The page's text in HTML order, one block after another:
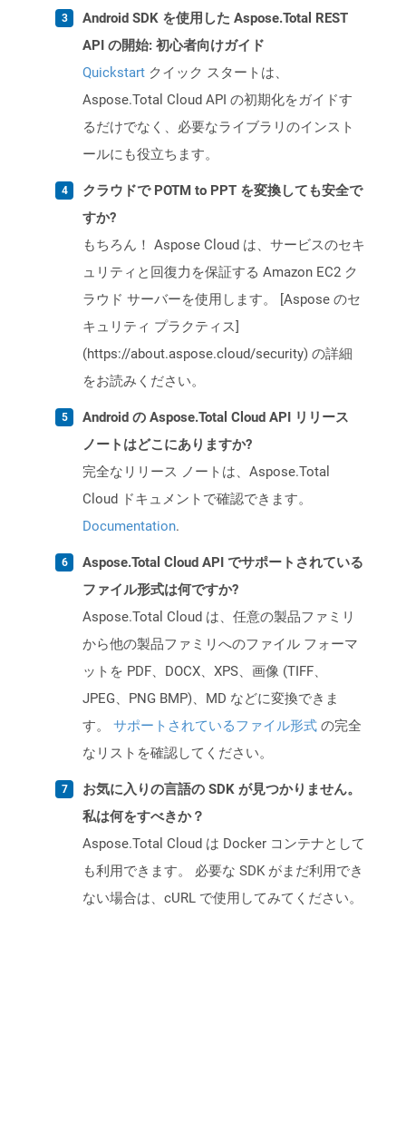
Android SDK を使用した Aspose.Total REST
API の開始: 初心者向けガイド
Quickstart クイック スタートは、
Aspose.Total Cloud API の初期化をガイドす
るだけでなく、必要なライブラリのインスト
ールにも役立ちます。
クラウドで POTM to PPT を変換しても安全で
すか?
もちろん！ Aspose Cloud は、サービスのセキ
ュリティと回復力を保証する Amazon EC2 ク
ラウド サーバーを使用します。 [Aspose のセ
キュリティ プラクティス]
(https://about.aspose.cloud/security) の詳細
をお読みください。
Android の Aspose.Total Cloud API リリース
ノートはどこにありますか?
完全なリリース ノートは、Aspose.Total
Cloud ドキュメントで確認できます。
Documentation.
Aspose.Total Cloud API でサポートされている
ファイル形式は何ですか?
Aspose.Total Cloud は、任意の製品ファミリ
から他の製品ファミリへのファイル フォーマ
ットを PDF、DOCX、XPS、画像 (TIFF、
JPEG、PNG BMP)、MD などに変換できま
す。 サポートされているファイル形式 の完全
なリストを確認してください。
お気に入りの言語の SDK が見つかりません。
私は何をすべきか？
Aspose.Total Cloud は Docker コンテナとして
も利用できます。 必要な SDK がまだ利用でき
ない場合は、cURL で使用してみてください。